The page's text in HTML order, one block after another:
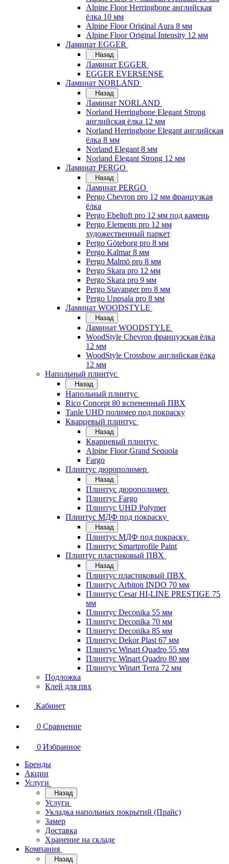
Alpine Floor Herringbone английская
ёлка 10 мм
Alpine Floor Original Aura 8 мм
Alpine Floor Original Intensity 12 мм
Ламинат EGGER
Назад
Ламинат EGGER
EGGER EVERSENSE
Ламинат NORLAND
Назад
Ламинат NORLAND
Norland Herringbone Elegant Strong
английская ёлка 12 мм
Norland Herringbone Elegant английская
ёлка 8 мм
Norland Elegant 8 мм
Norland Elegant Strong 12 мм
Ламинат PERGO
Назад
Ламинат PERGO
Pergo Chevron pro 12 мм французкая
ёлка
Pergo Ebeltoft pro 12 мм под камень
Pergo Elements pro 12 мм
художественный паркет
Pergo Göteborg pro 8 мм
Pergo Kalmar 8 мм
Pergo Malmö pro 8 мм
Pergo Skara pro 12 мм
Pergo Skara pro 9 мм
Pergo Stavanger pro 8 мм
Pergo Uppsala pro 8 мм
Ламинат WOODSTYLE
Назад
Ламинат WOODSTYLE
WoodStyle Chevron французская ёлка
12 мм
WoodStyle Crossbow английская ёлка
12 мм
Напольный плинтус
Назад
Напольный плинтус
Rico Concept 80 вспененный ПВХ
Tanle UHD полимер под покраску
Кварцевый плинтус
Назад
Кварцевый плинтус
Alpine Floor Grand Sequoia
Fargo
Плинтус дюрополимер
Назад
Плинтус дюрополимер
Плинтус Fargo
Плинтус UHD Polymer
Плинтус МДФ под покраску
Назад
Плинтус МДФ под покраску
Плинтус Smartprofile Paint
Плинтус пластиковый ПВХ
Назад
Плинтус пластиковый ПВХ
Плинтус Arbiton INDO 70 мм
Плинтус Cesar HI-LINE PRESTIGE 75
мм
Плинтус Deconika 55 мм
Плинтус Deconika 70 мм
Плинтус Deconika 85 мм
Плинтус Dekor Plast 67 мм
Плинтус Winart Quadro 55 мм
Плинтус Winart Quadro 80 мм
Плинтус Winart Terra 72 мм
Подложка
Клей для пвх
Кабинет
0 Сравнение
0 Избранное
Бренды
Акции
Услуги
Назад
Услуги
Укладка напольных покрытий (Прайс)
Замер
Доставка
Хранение на складе
Компания
Назад